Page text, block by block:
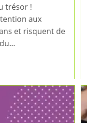
trésor !
aux
et risquent de